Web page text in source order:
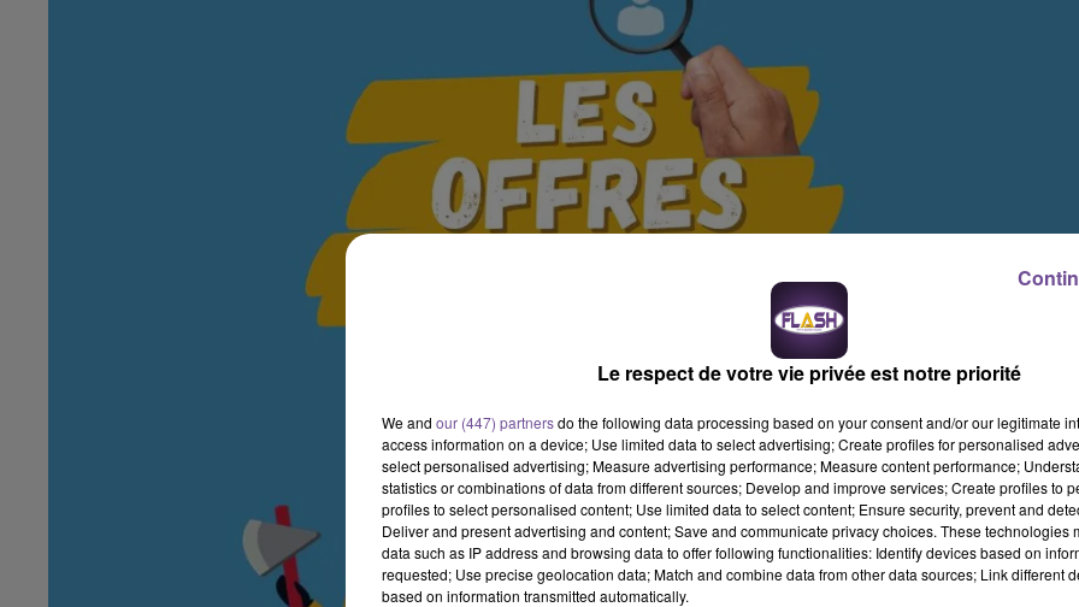
Le respect de votre vie privée est notre priorité
We and our (447) partnersdo the following data processing based on your consent and/or our legitimate
access information on a device; Use limited data to select advertising; Create profiles for personalised
select personalised advertising; Measure advertising performance; Measure content performance;
statistics or combinations of data from different sources; Develop and improve services; Create profiles to
profiles to select personalised content; Use limited data to select content; Ensure security, prevent and
Deliver and present advertising and content; Save and communicate privacy choices. These technologies
data such as IP address and browsing data to offer following functionalities: Identify devices based on
requested; Use precise geolocation data; Match and combine data from other data sources; Link different
based on information transmitted automatically.